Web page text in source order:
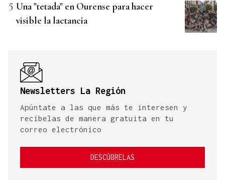
Una "tetada" en Ourense para hacer
visible la lactancia
Newsletters La Región
Apúntate a las que más te interesen y
recíbelas de manera gratuita en tu
correo electrónico
DESCÚBRELAS